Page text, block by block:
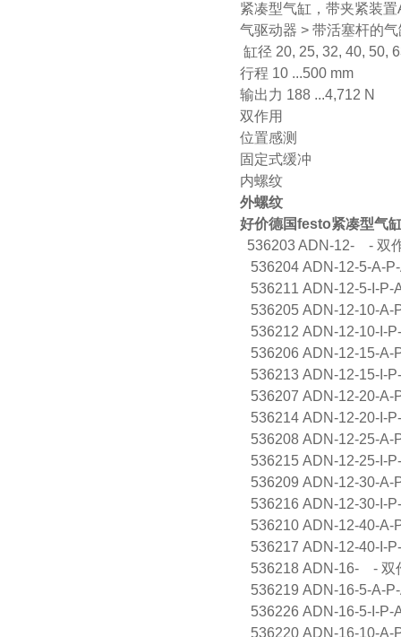
紧凑型气缸，带夹紧装
气驱动器 > 带活塞杆的
缸径 20, 25, 32, 40, 50,
行程 10 ...500 mm
输出力 188 ...4,712 N
双作用
位置感测
固定式缓冲
内螺纹
外螺纹
好价德国festo紧凑型气
536203 ADN-12- - 双
536204 ADN-12-5-A-
536211 ADN-12-5-I-P-
536205 ADN-12-10-A-
536212 ADN-12-10-I-
536206 ADN-12-15-A-
536213 ADN-12-15-I-
536207 ADN-12-20-A-
536214 ADN-12-20-I-
536208 ADN-12-25-A-
536215 ADN-12-25-I-
536209 ADN-12-30-A-
536216 ADN-12-30-I-
536210 ADN-12-40-A-
536217 ADN-12-40-I-
536218 ADN-16- - 双
536219 ADN-16-5-A-
536226 ADN-16-5-I-P-
536220 ADN-16-10-A-